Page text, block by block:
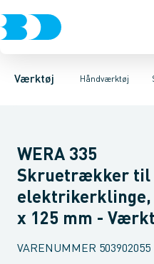
Værktøj Håndværktøj
Akku- & elværktøj
TængerNøgler
Skruetrækkere med
WERA 335
Skruetrækker til
elektrikerklinge,
x 125 mm -
VARENUMMER 503902055